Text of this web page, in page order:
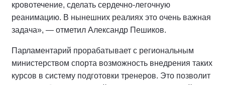
кровотечение, сделать сердечно-легочную
реанимацию. В нынешних реалиях это очень важная
задача», — отметил Александр Пешиков.
Парламентарий прорабатывает с региональным
министерством спорта возможность внедрения таких
курсов в систему подготовки тренеров. Это позволит